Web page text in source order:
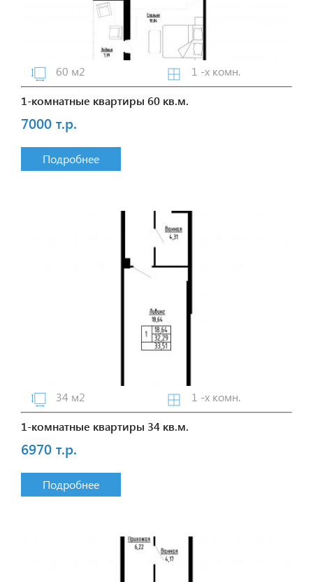
60 м2
1 -х комн.
1-комнатные квартиры 60 кв.м.
7000 т.р.
Подробнее
34 м2
1 -х комн.
1-комнатные квартиры 34 кв.м.
6970 т.р.
Подробнее